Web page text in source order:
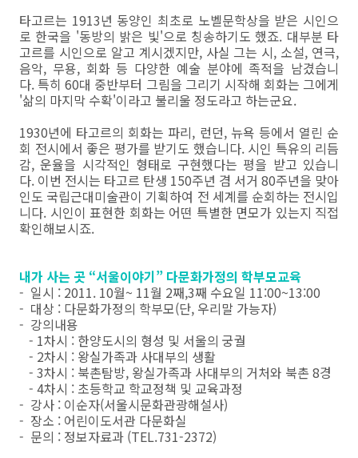
타고르는 1913년 동양인 최초로 노벨문학상을 받은 시인으
로 한국을 '동방의 밝은 빛'으로 칭송하기도 했죠. 대부분 타
고르를 시인으로 알고 계시겠지만, 사실 그는 시, 소설, 연극,
음악, 무용, 회화 등 다양한 예술 분야에 족적을 남겼습니
다. 특히 60대 중반부터 그림을 그리기 시작해 회화는 그에게
'삶의 마지막 수확'이라고 불리울 정도라고 하는군요.
1930년에 타고르의 회화는 파리, 런던, 뉴욕 등에서 열린 순
회 전시에서 좋은 평가를 받기도 했습니다. 시인 특유의 리듬
감, 운율을 시각적인 형태로 구현했다는 평을 받고 있습니
다. 이번 전시는 타고르 탄생 150주년 겸 서거 80주년을 맞아
인도 국립근대미술관이 기획하여 전 세계를 순회하는 전시입
니다. 시인이 표현한 회화는 어떤 특별한 면모가 있는지 직접
확인해보시죠.
내가 사는 곳 “서울이야기” 다문화가정의 학부모교육
- 일시 : 2011. 10월~ 11월 2째,3째 수요일 11:00~13:00
- 대상 : 다문화가정의 학부모(단, 우리말 가능자)
- 강의내용
- 1차시 : 한양도시의 형성 및 서울의 궁궐
- 2차시 : 왕실가족과 사대부의 생활
- 3차시 : 북촌탐방, 왕실가족과 사대부의 거처와 북촌 8경
- 4차시 : 초등학교 학교정책 및 교육과정
- 강사 : 이순자(서울시문화관광해설사)
- 장소 : 어린이도서관 다문화실
- 문의 : 정보자료과 (TEL.731-2372)